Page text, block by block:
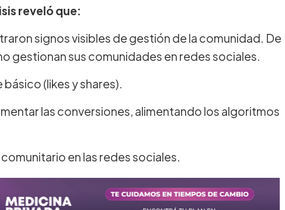
reveló que:
signos visibles de gestión de la comunidad. De
gestionan sus comunidades en redes sociales.
(likes y shares).
las conversiones, alimentando los algoritmos
en las redes sociales.